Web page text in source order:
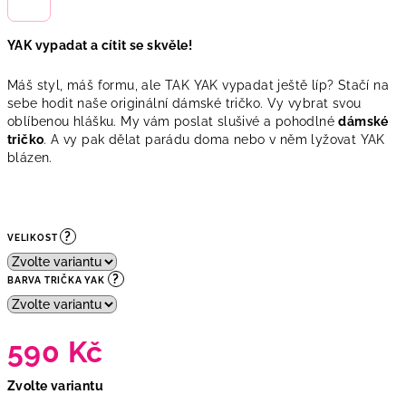
YAK vypadat a cítit se skvěle!
Máš styl, máš formu, ale TAK YAK vypadat ještě líp? Stačí na
sebe hodit naše originální dámské tričko. Vy vybrat svou
oblíbenou hlášku. My vám poslat slušivé a pohodlnédámské
tričko. A vy pak dělat parádu doma nebo v něm lyžovat YAK
blázen.
VELIKOST ?
BARVA TRIČKA YAK ?
590 Kč
Měrná
Zvolte variantu